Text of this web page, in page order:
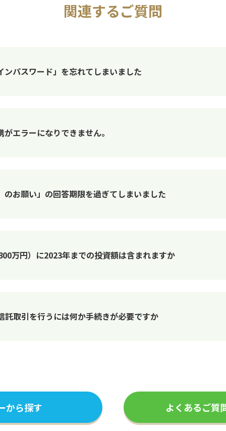
関連するご質問
パスワード」を忘れてしまいました
エラーになりできません。
お願い」の回答期限を過ぎてしまいました
万円）に2023年までの投資額は含まれますか
取引を行うには何か手続きが必要ですか
から探す よくあるご質